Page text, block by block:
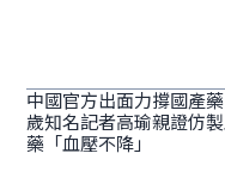
中國官方出面力撐國產
歲知名記者高瑜親證仿
藥「血壓不降」